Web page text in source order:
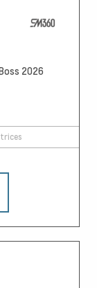
2026